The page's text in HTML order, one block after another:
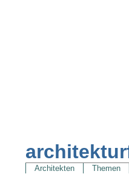
Architekten Themen